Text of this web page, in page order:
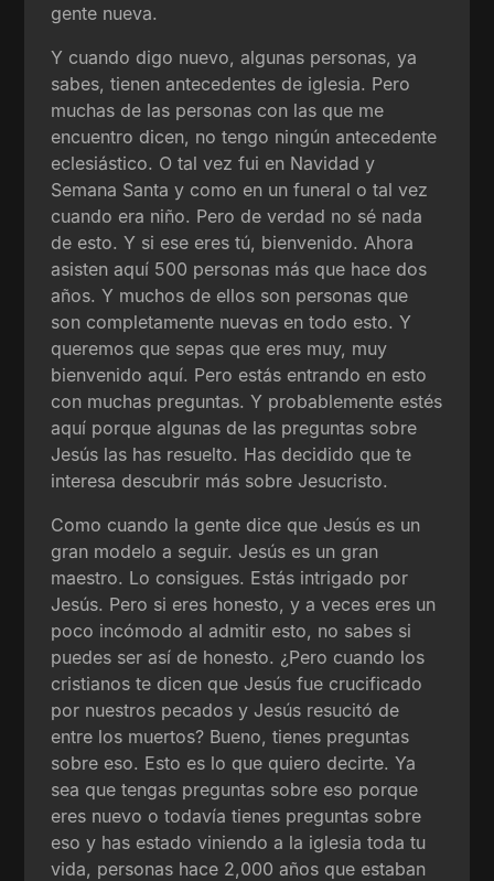
gente nueva.
Y cuando digo nuevo, algunas personas, ya
sabes, tienen antecedentes de iglesia. Pero
muchas de las personas con las que me
encuentro dicen, no tengo ningún antecedente
eclesiástico. O tal vez fui en Navidad y
Semana Santa y como en un funeral o tal vez
cuando era niño. Pero de verdad no sé nada
de esto. Y si ese eres tú, bienvenido. Ahora
asisten aquí 500 personas más que hace dos
años. Y muchos de ellos son personas que
son completamente nuevas en todo esto. Y
queremos que sepas que eres muy, muy
bienvenido aquí. Pero estás entrando en esto
con muchas preguntas. Y probablemente estés
aquí porque algunas de las preguntas sobre
Jesús las has resuelto. Has decidido que te
interesa descubrir más sobre Jesucristo.
Como cuando la gente dice que Jesús es un
gran modelo a seguir. Jesús es un gran
maestro. Lo consigues. Estás intrigado por
Jesús. Pero si eres honesto, y a veces eres un
poco incómodo al admitir esto, no sabes si
puedes ser así de honesto. ¿Pero cuando los
cristianos te dicen que Jesús fue crucificado
por nuestros pecados y Jesús resucitó de
entre los muertos? Bueno, tienes preguntas
sobre eso. Esto es lo que quiero decirte. Ya
sea que tengas preguntas sobre eso porque
eres nuevo o todavía tienes preguntas sobre
eso y has estado viniendo a la iglesia toda tu
vida, personas hace 2,000 años que estaban